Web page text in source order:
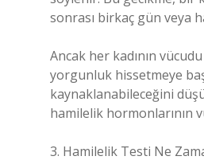
sonrası birkaç gün veya
Ancak her kadının
yorgunluk hissetmeye
kaynaklanabileceğini
hamilelik hormonlarının
3. Hamilelik Testi Ne